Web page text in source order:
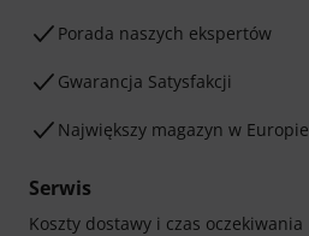
Porada naszych ekspertów
Gwarancja Satysfakcji
Największy magazyn w Europie
Serwis
Koszty dostawy i czas oczekiwania